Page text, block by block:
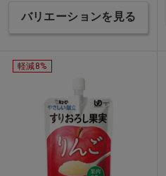
バリエーションを見る
軽減8%